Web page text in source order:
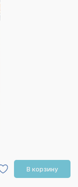
В корзину